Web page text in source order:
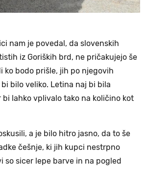
nam je povedal, da slovenskih
iz Goriških brd, ne pričakujejo še
ko bodo prišle, jih po njegovih
bilo veliko. Letina naj bi bila
bi lahko vplivalo tako na količino kot
a je bilo hitro jasno, da to še
češnje, ki jih kupci nestrpno
so sicer lepe barve in na pogled